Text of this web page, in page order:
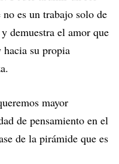
es un trabajo solo de
demuestra el amor que
su propia
mayor
de pensamiento en el
de la pirámide que es